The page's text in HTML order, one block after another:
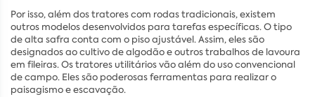
Por isso, além dos tratores com rodas tradicionais, existem
outros modelos desenvolvidos para tarefas específicas. O tipo
de alta safra conta com o piso ajustável. Assim, eles são
designados ao cultivo de algodão e outros trabalhos de lavoura
em fileiras. Os tratores utilitários vão além do uso convencional
de campo. Eles são poderosas ferramentas para realizar o
paisagismo e escavação.